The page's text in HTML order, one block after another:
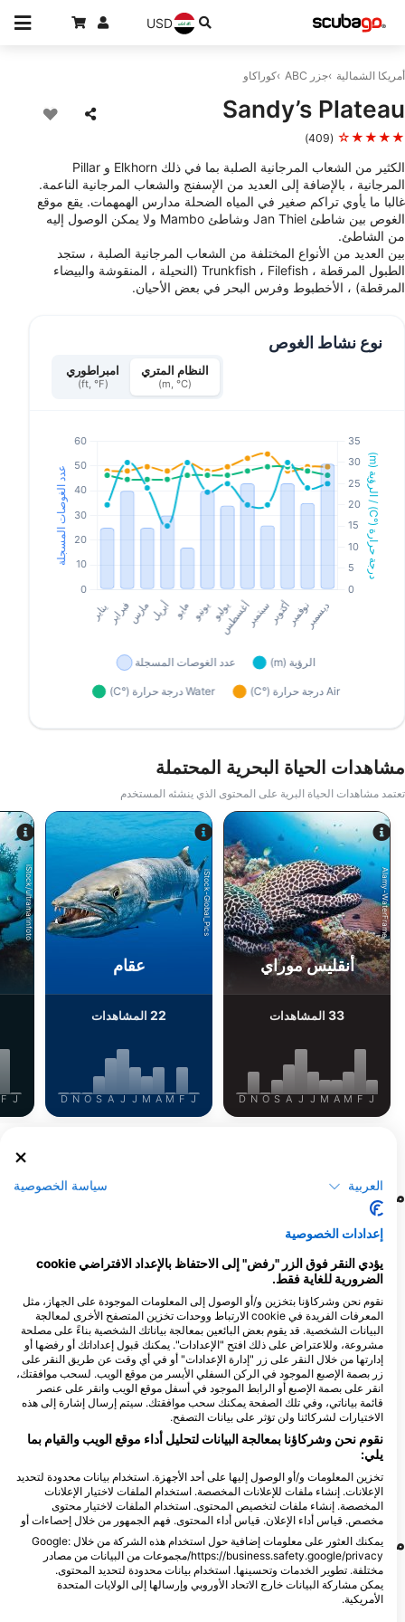
USD
أمريكا الشمالية جزر ABC كوراكاو
Sandy’s Plateau
★★★★☆
(409)
الكثير من الشعاب المرجانية الصلبة بما في ذلك Elkhorn و Pillar
المرجانية ، بالإضافة إلى العديد من الإسفنج والشعاب المرجانية الناعمة.
غالبا ما يأوي تراكم صغير في المياه الضحلة مدارس الهمهمات. يقع موقع
الغوص بين شاطئ Jan Thiel وشاطئ Mambo ولا يمكن الوصول إليه
من الشاطئ.
بين العديد من الأنواع المختلفة من الشعاب المرجانية الصلبة ، ستجد
الطبول المرقطة ، Trunkfish ، Filefish (النحيلة ، المنقوشة والبيضاء
المرقطة) ، الأخطبوط وفرس البحر في بعض الأحيان.
نوع نشاط الغوص
النظام المتري
(m, °C)
امبراطوري
(ft, °F)
مشاهدات الحياة البحرية المحتملة
تعتمد مشاهدات الحياة البرية على المحتوى الذي ينشئه المستخدم
Alamy-WaterFrame
أنقليس موراي
33 المشاهدات
J
F
M
A
M
J
J
A
S
O
N
D
iStock-Global_Pics
عقام
22 المشاهدات
J
F
M
A
M
J
J
A
S
O
N
D
iStock/ultramarinfoto
J
F
مراكز الغوص التي تلبي موقع الغوص هذا
Martha Koosje 10, 0000CW
Willemstad, كوراساو
Veldweg 3, 0000 Julianadorp,
Goby Divers
Piscaderaweg, Willemstad,
Curaçao, 00000 Willemstad,
كوراساو
Soul Divers
45 Druifweg, Willemstad,
كوراساو
مواقع الغوص القريبة
العربية سياسة الخصوصية
إعدادات الخصوصية
يؤدي النقر فوق الزر "رفض" إلى الاحتفاظ بالإعداد الافتراضي cookie
الضرورية للغاية فقط.
نقوم نحن وشركاؤنا بتخزين و/أو الوصول إلى المعلومات الموجودة على الجهاز، مثل
المعرفات الفريدة في cookie الارتباط ووحدات تخزين المتصفح الأخرى لمعالجة
البيانات الشخصية. قد يقوم بعض البائعين بمعالجة بياناتك الشخصية بناءً على مصلحة
مشروعة، وللاعتراض على ذلك افتح "الإعدادات". يمكنك قبول إعداداتك أو رفضها أو
إدارتها من خلال النقر على زر "إدارة الإعدادات" أو في أي وقت عن طريق النقر على
زر بصمة الإصبع الموجود في الركن السفلي الأيسر من موقع الويب. لسحب موافقتك،
انقر على بصمة الإصبع أو الرابط الموجود في أسفل موقع الويب وانقر على عنصر
قائمة بياناتي، وفي تلك الصفحة يمكنك سحب موافقتك. سيتم إرسال إشارة إلى هذه
الاختيارات لشركائنا ولن تؤثر على بيانات التصفح.
نقوم نحن وشركاؤنا بمعالجة البيانات لتحليل أداء موقع الويب والقيام بما
يلي:
تخزين المعلومات و/أو الوصول إليها على أحد الأجهزة. استخدام بيانات محدودة لتحديد
الإعلانات. إنشاء ملفات للإعلانات المخصصة. استخدام الملفات لاختيار الإعلانات
المخصصة. إنشاء ملفات لتخصيص المحتوى. استخدام الملفات لاختيار محتوى
مخصص. قياس أداء الإعلان. قياس أداء المحتوى. فهم الجمهور من خلال إحصاءات أو
يمكنك العثور على معلومات إضافية حول استخدام هذه الشركة من خلال Google:
https://business.safety.google/privacy/مجموعات من البيانات من مصادر
مختلفة. تطوير الخدمات وتحسينها. استخدام بيانات محدودة لتحديد المحتوى.
يمكن مشاركة البيانات خارج الاتحاد الأوروبي وإرسالها إلى الولايات المتحدة
الأمريكية.